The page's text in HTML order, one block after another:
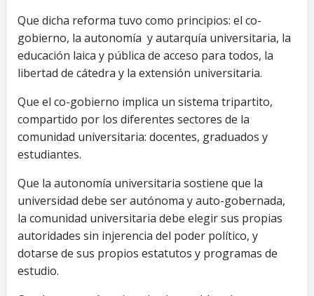
Que dicha reforma tuvo como principios: el co-
gobierno, la autonomía y autarquía universitaria, la
educación laica y pública de acceso para todos, la
libertad de cátedra y la extensión universitaria.
Que el co-gobierno implica un sistema tripartito,
compartido por los diferentes sectores de la
comunidad universitaria: docentes, graduados y
estudiantes.
Que la autonomía universitaria sostiene que la
universidad debe ser autónoma y auto-gobernada,
la comunidad universitaria debe elegir sus propias
autoridades sin injerencia del poder político, y
dotarse de sus propios estatutos y programas de
estudio.